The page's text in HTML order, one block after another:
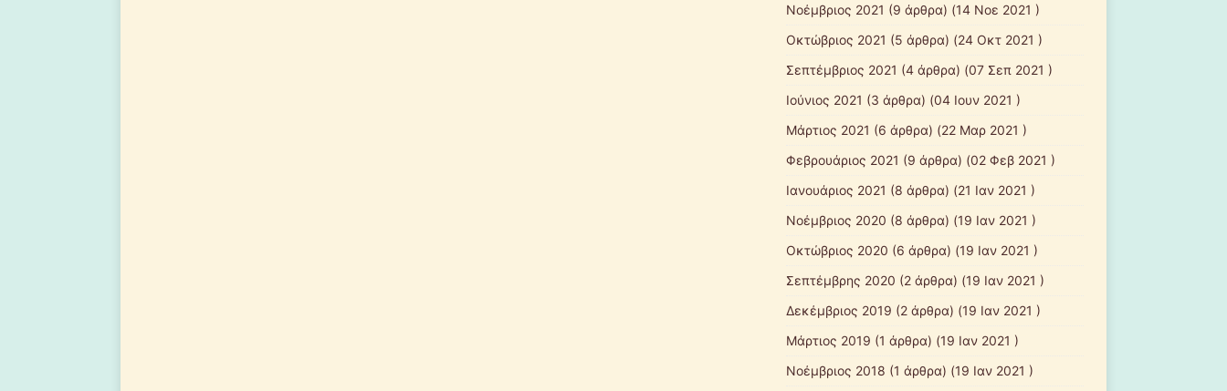
Νοέμβριος 2021 (9 άρθρα) (14 Νοε 2021 )
Οκτώβριος 2021 (5 άρθρα) (24 Οκτ 2021 )
Σεπτέμβριος 2021 (4 άρθρα) (07 Σεπ 2021 )
Ιούνιος 2021 (3 άρθρα) (04 Ιουν 2021 )
Μάρτιος 2021 (6 άρθρα) (22 Μαρ 2021 )
Φεβρουάριος 2021 (9 άρθρα) (02 Φεβ 2021 )
Ιανουάριος 2021 (8 άρθρα) (21 Ιαν 2021 )
Νοέμβριος 2020 (8 άρθρα) (19 Ιαν 2021 )
Οκτώβριος 2020 (6 άρθρα) (19 Ιαν 2021 )
Σεπτέμβρης 2020 (2 άρθρα) (19 Ιαν 2021 )
Δεκέμβριος 2019 (2 άρθρα) (19 Ιαν 2021 )
Μάρτιος 2019 (1 άρθρα) (19 Ιαν 2021 )
Νοέμβριος 2018 (1 άρθρα) (19 Ιαν 2021 )